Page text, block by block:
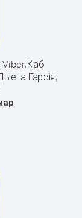
Viber.Каб
Гарсія,